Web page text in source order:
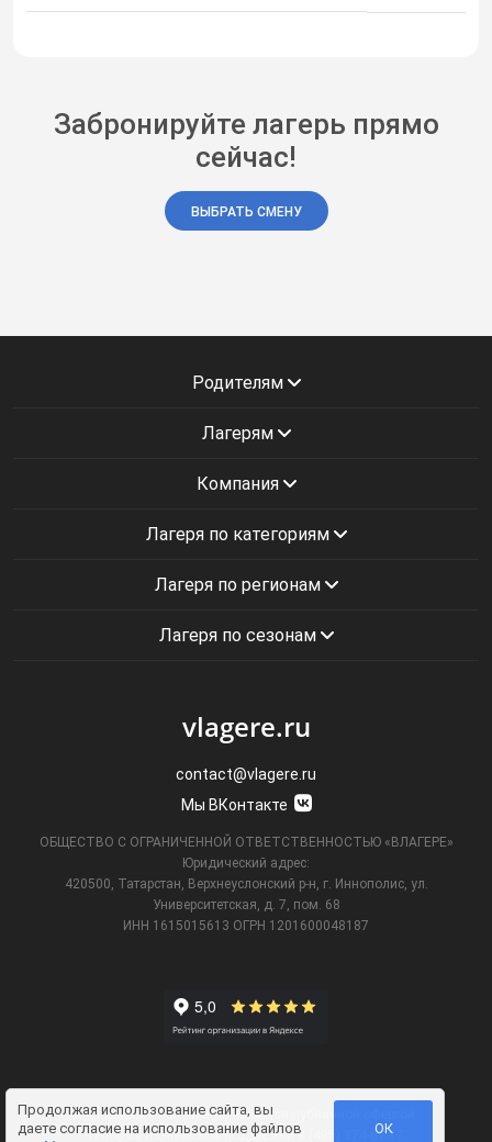
Забронируйте лагерь прямо
сейчас!
ВЫБРАТЬ СМЕНУ
Продолжая использование сайта, вы
даете согласие на использование файлов
ОК
Родителям
Лагерям
Компания
Лагеря по категориям
Лагеря по регионам
Лагеря по сезонам
vlagere.ru
contact@vlagere.ru
Мы ВКонтакте
ОБЩЕСТВО С ОГРАНИЧЕННОЙ ОТВЕТСТВЕННОСТЬЮ «ВЛАГЕРЕ»
Юридический адрес:
420500, Татарстан, Верхнеуслонский р-н, г. Иннополис, ул.
Университетская,
д. 7, пом. 68
ИНН 1615015613 ОГРН 1201600048187
Информация на сайте не является публичной офертой.
Телефон технической поддержки8 (495) 374-61-17